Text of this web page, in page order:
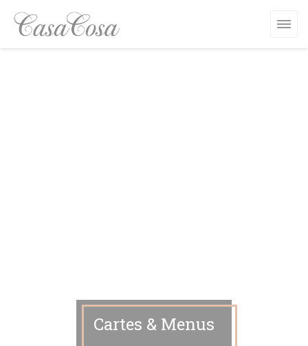
Cartes & Menus